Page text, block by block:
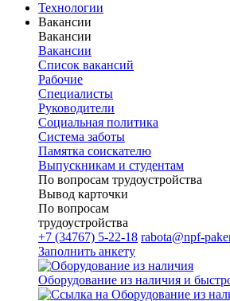
Технологии
Вакансии
Вакансии
Вакансии
Список вакансий
Рабочие
Специалисты
Руководители
Cоциальная политика
Система заботы
Памятка соискателю
Выпускникам и студентам
По вопросам трудоустройства
Вывод карточки
По вопросам
трудоустройства
+7 (34767) 5-22-18 rabota@npf-
Заполнить анкету
Оборудование из наличия и